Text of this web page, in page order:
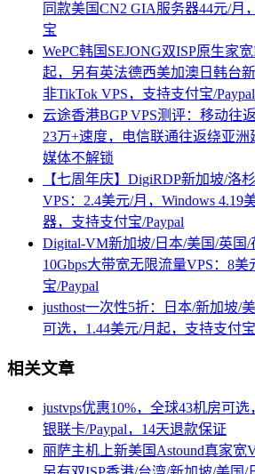
同款美国CN2 GIA服务器44元/月
宝
WePC韩国SEJONG双ISP原生家
起，另有英法德西美加澳日韩台
非TikTok VPS，支持支付宝/Paypal
云途香港BGP VPS测评：移动往
23万+速度，电信联通往返绕亚
媒体不解锁
【七周年庆】DigiRDP新加坡/洛
VPS：2.4美元/月，Windows 4.19
器，支持支付宝/Paypal
Digital-VM新加坡/日本/美国/英国
10Gbps大带宽无限流量VPS：8
宝/Paypal
justhost一次性5折：日本/新加坡/
可选，1.44美元/月起，支持支付宝
相关文章
justvps优惠10%，全球43机房可
银联卡/Paypal，14天退款保证
丽萨主机上新美国Astound真家宽